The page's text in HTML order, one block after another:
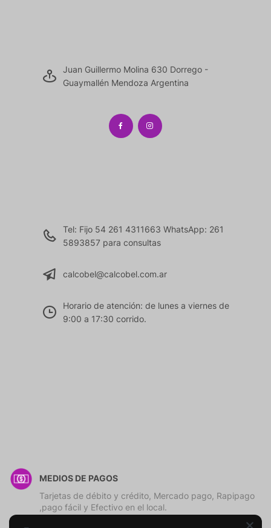
Juan Guillermo Molina 630 Dorrego -
Guaymallén Mendoza Argentina
Tel: Fijo 54 261 4311663 WhatsApp: 261
5893857 para consultas
calcobel@calcobel.com.ar
Horario de atención: de lunes a viernes de
9:00 a 17:30 corrido.
MEDIOS DE PAGOS
Tarjetas de débito y crédito, Mercado pago, Rapipago
,pago fácil y Efectivo en el local.